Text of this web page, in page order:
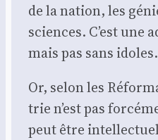
de la nation, les
sciences. C’est une
mais pas sans idoles.
Or, selon les
trie n’est pas
peut être